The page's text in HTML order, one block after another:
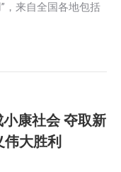
，来自全国各地包括
康社会 夺取新
大胜利